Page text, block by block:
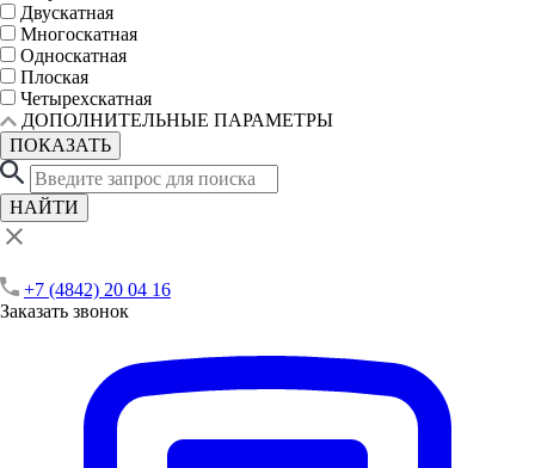
Двускатная
Многоскатная
Односкатная
Плоская
Четырехскатная
ДОПОЛНИТЕЛЬНЫЕ ПАРАМЕТРЫ
ПОКАЗАТЬ
НАЙТИ
+7 (4842) 20 04 16
Заказать звонок